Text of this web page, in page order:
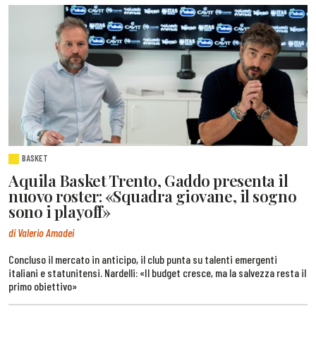
BASKET
Aquila Basket Trento, Gaddo presenta il
nuovo roster: «Squadra giovane, il sogno
sono i playoff»
di Valerio Amadei
Concluso il mercato in anticipo, il club punta su talenti emergenti
italiani e statunitensi. Nardelli: «Il budget cresce, ma la salvezza resta il
primo obiettivo»